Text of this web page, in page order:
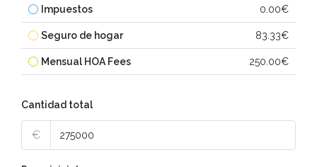
Impuestos 0.00€
Seguro de hogar 83.33€
Mensual HOA Fees 250.00€
Cantidad total
€